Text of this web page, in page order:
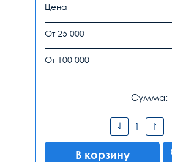
Цена
От 25 000
От 100 000
Сумма:
В корзину